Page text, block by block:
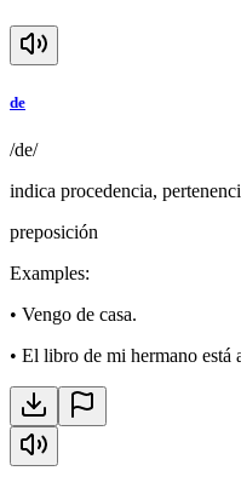
de
/de/
indica procedencia,
preposición
Examples:
• Vengo de casa.
• El libro de mi hermano está